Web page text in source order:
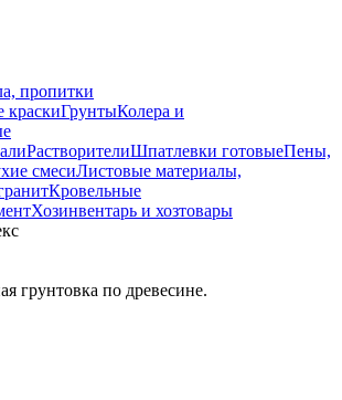
пропитки
краскиГрунтыКолера и
РастворителиШпатлевки готовыеПены,
смесиЛистовые материалы,
Кровельные
Хозинвентарь и хозтовары
грунтовка по древесине.